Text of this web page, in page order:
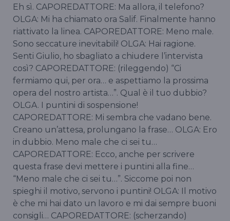
Eh sì. CAPOREDATTORE: Ma allora, il telefono?
OLGA: Mi ha chiamato ora Salif. Finalmente hanno
riattivato la linea. CAPOREDATTORE: Meno male.
Sono seccature inevitabili! OLGA: Hai ragione.
Senti Giulio, ho sbagliato a chiudere l’intervista
così? CAPOREDATTORE: (rileggendo) “Ci
fermiamo qui, per ora… e aspettiamo la prossima
opera del nostro artista…”. Qual è il tuo dubbio?
OLGA. I puntini di sospensione!
CAPOREDATTORE: Mi sembra che vadano bene.
Creano un’attesa, prolungano la frase… OLGA: Ero
in dubbio. Meno male che ci sei tu…
CAPOREDATTORE: Ecco, anche per scrivere
questa frase devi mettere i puntini alla fine…
“Meno male che ci sei tu…”. Siccome poi non
spieghi il motivo, servono i puntini! OLGA: Il motivo
è che mi hai dato un lavoro e mi dai sempre buoni
consigli… CAPOREDATTORE: (scherzando)